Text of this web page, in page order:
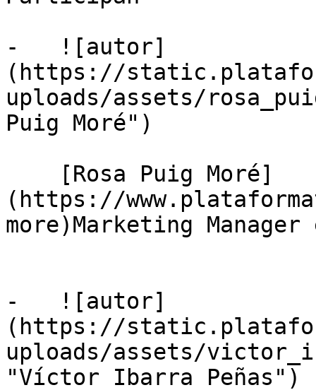
-   ![autor]
(https://
uploads/assets/
Puig Moré")
(https://
more)Marketing
-   ![autor]
(https://
uploads/assets/
"Víctor Ibarra Peñas")